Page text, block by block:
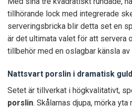
tillhörande lock med integrerade
serveringsbricka blir detta set en
är det ultimata valet för att servera
tillbehör med en oslagbar känsla av
Nattsvart porslin i dramatisk
Setet är tillverkat i högkvalitativt,
porslin. Skålarnas djupa, mörka